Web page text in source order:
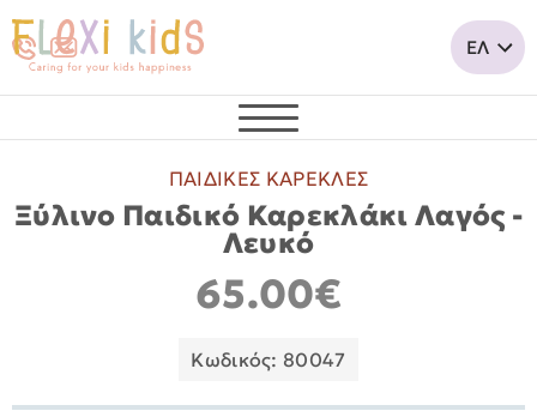
ΠΑΙΔΙΚΕΣ ΚΑΡΕΚΛΕΣ
Ξύλινο Παιδικό Καρεκλάκι Λαγός -
Λευκό
65.00€
Κωδικός: 80047